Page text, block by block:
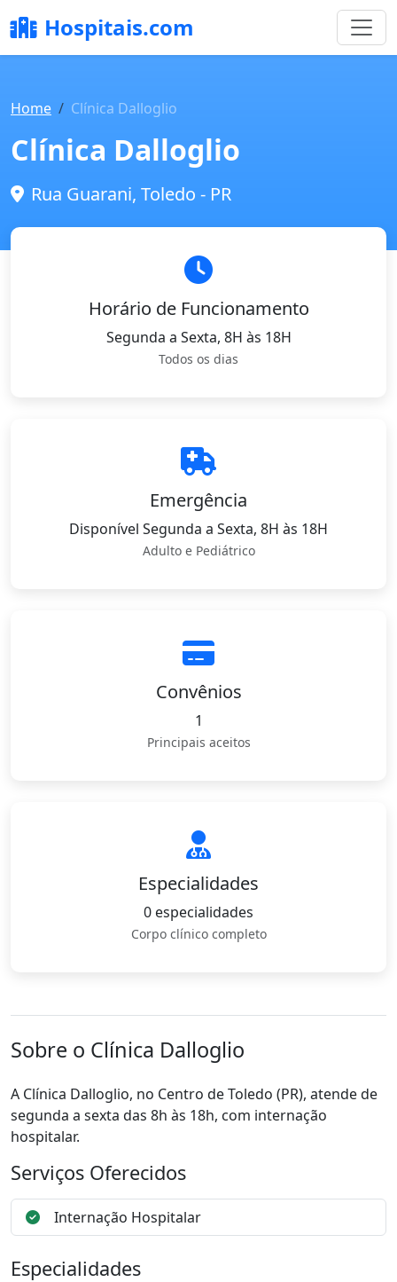
Hospitais.com
Home Clínica Dalloglio
Clínica Dalloglio
Rua Guarani, Toledo - PR
Horário de Funcionamento
Segunda a Sexta, 8H às 18H
Todos os dias
Emergência
Disponível Segunda a Sexta, 8H às 18H
Adulto e Pediátrico
Convênios
1
Principais aceitos
Especialidades
0 especialidades
Corpo clínico completo
Sobre o Clínica Dalloglio
A Clínica Dalloglio, no Centro de Toledo (PR), atende de
segunda a sexta das 8h às 18h, com internação
hospitalar.
Serviços Oferecidos
Internação Hospitalar
Especialidades